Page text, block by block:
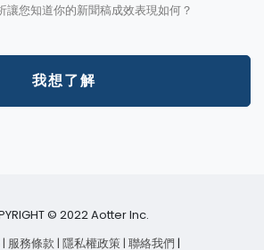
您知道你的新聞稿成效表現如何？
我想了解
© 2022 Aotter Inc.
| 服務條款 | 隱私權政策| 聯絡我們 |